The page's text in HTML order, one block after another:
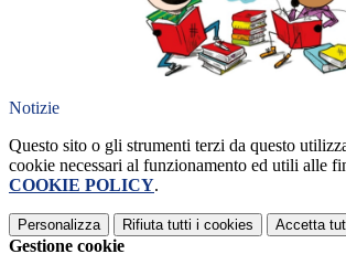
Notizie
Questo sito o gli strumenti terzi da questo
cookie necessari al funzionamento ed utili alle
COOKIE POLICY.
Personalizza Rifiuta tutti i cookies Accetta
Gestione cookie